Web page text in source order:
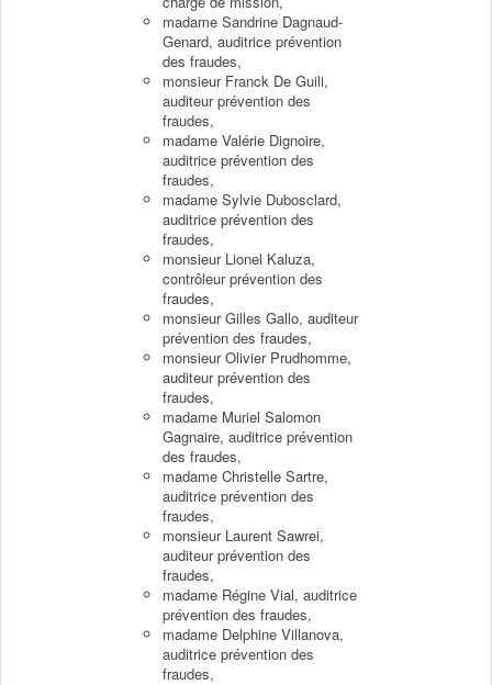
madame Sandrine Dagnaud-
Genard, auditrice prévention
des fraudes,
monsieur Franck De Guili,
auditeur prévention des
fraudes,
madame Valérie Dignoire,
auditrice prévention des
fraudes,
madame Sylvie Dubosclard,
auditrice prévention des
fraudes,
monsieur Lionel Kaluza,
contrôleur prévention des
fraudes,
monsieur Gilles Gallo, auditeur
prévention des fraudes,
monsieur Olivier Prudhomme,
auditeur prévention des
fraudes,
madame Muriel Salomon
Gagnaire, auditrice prévention
des fraudes,
madame Christelle Sartre,
auditrice prévention des
fraudes,
monsieur Laurent Sawrei,
auditeur prévention des
fraudes,
madame Régine Vial, auditrice
prévention des fraudes,
madame Delphine Villanova,
auditrice prévention des
fraudes,